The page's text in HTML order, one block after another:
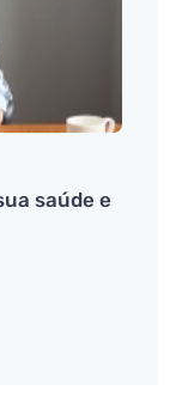
saúde e